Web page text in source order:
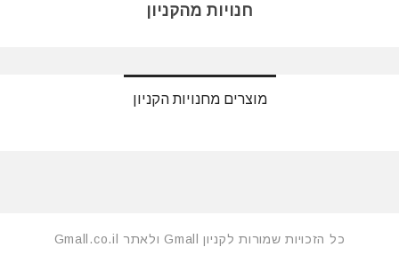
חנויות מהקניון
מוצרים מחנויות הקניון
כל הזכויות שמורות לקניון Gmall ולאתר Gmall.co.il